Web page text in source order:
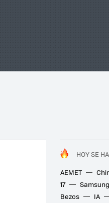
HOY SE
AEMET
17
Bezos
IA